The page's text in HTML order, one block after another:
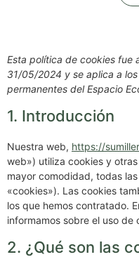
Esta política de cookies fue
31/05/2024 y se aplica a
permanentes del Espacio
1. Introducción
Nuestra web, https://
web») utiliza cookies y
mayor comodidad, todas
«cookies»). Las cookies
los que hemos contratado.
informamos sobre el uso de
2. ¿Qué son las